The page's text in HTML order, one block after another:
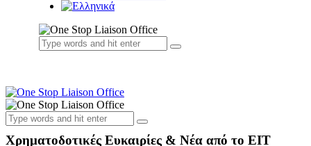
Χρηματοδοτικές Ευκαιρίες & Νέα από το EIT